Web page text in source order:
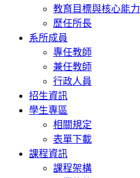
教育目標與核心能力
歷任所長
系所成員
專任教師
兼任教師
行政人員
招生資訊
學生專區
相關規定
表單下載
課程資訊
課程架構